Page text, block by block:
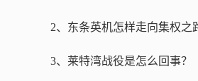
2、东条英机怎样走向集权之
3、莱特湾战役是怎么回事？